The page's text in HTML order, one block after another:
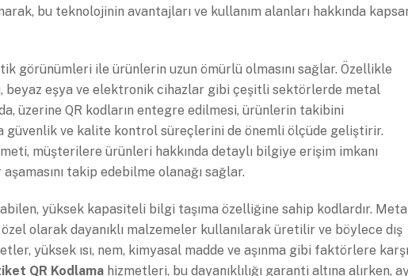
bu teknolojinin avantajları ve kullanım alanları hakkında
görünümleri ile ürünlerin uzun ömürlü olmasını sağlar. Özellikle
beyaz eşya ve elektronik cihazlar gibi çeşitli sektörlerde metal
üzerine QR kodların entegre edilmesi, ürünlerin takibini
güvenlik ve kalite kontrol süreçlerini de önemli ölçüde geliştirir.
müşterilere ürünleri hakkında detaylı bilgiye erişim imkanı
takip edebilme olanağı sağlar.
yüksek kapasiteli bilgi taşıma özelliğine sahip kodlardır.
olarak dayanıklı malzemeler kullanılarak üretilir ve böylece dış
yüksek ısı, nem, kimyasal madde ve aşınma gibi faktörlere karşı
QR Kodlama hizmetleri, bu dayanıklılığı garanti altına alırken,